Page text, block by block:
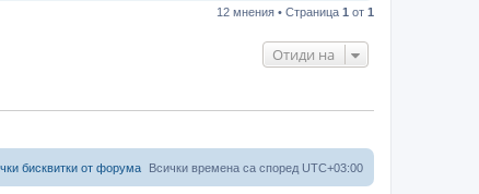
г
12 мнения • Страница 1 от 1
Отиди на
Всички времена са според UTC+03:00
бисквитки от форума